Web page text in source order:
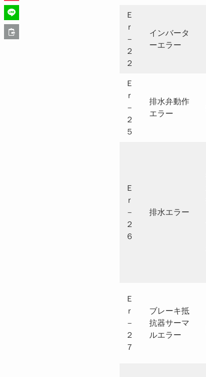
Ｅ
ｒ
－
２
２
インバータ
ーエラー
Ｅ
ｒ
－
２
５
排水弁動作
エラー
Ｅ
ｒ
－
２
６
排水エラー
Ｅ
ｒ
－
２
７
ブレーキ抵
抗器サーマ
ルエラー